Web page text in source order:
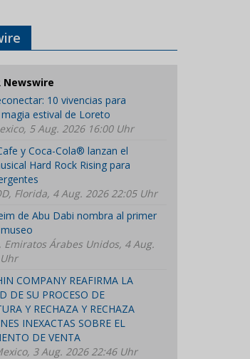
Newswire
10 vivencias para
estival de Loreto
5 Aug. 2026 16:00 Uhr
y Coca-Cola® lanzan el
Hard Rock Rising para
Florida, 4 Aug. 2026 22:05 Uhr
de Abu Dabi nombra al primer
Emiratos Árabes Unidos, 4 Aug.
COMPANY REAFIRMA LA
DE SU PROCESO DE
Y RECHAZA Y RECHAZA
INEXACTAS SOBRE EL
DE VENTA
3 Aug. 2026 22:46 Uhr